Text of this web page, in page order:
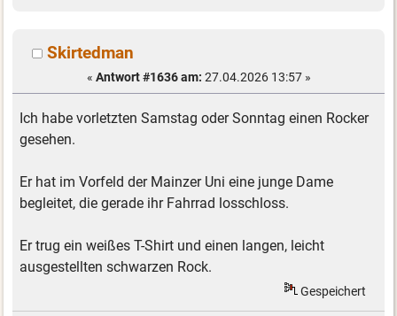
Skirtedman
« Antwort #1636 am: 27.04.2026 13:57 »
Ich habe vorletzten Samstag oder Sonntag einen Rocker
gesehen.
Er hat im Vorfeld der Mainzer Uni eine junge Dame
begleitet, die gerade ihr Fahrrad losschloss.
Er trug ein weißes T-Shirt und einen langen, leicht
ausgestellten schwarzen Rock.
Gespeichert